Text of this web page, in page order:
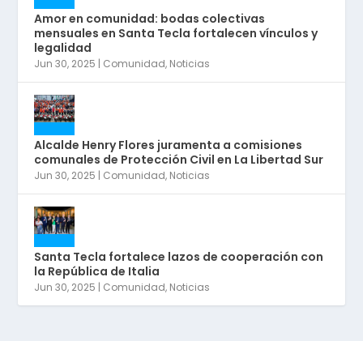
Amor en comunidad: bodas colectivas
mensuales en Santa Tecla fortalecen vínculos y
legalidad
Jun 30, 2025 | Comunidad, Noticias
Alcalde Henry Flores juramenta a comisiones
comunales de Protección Civil en La Libertad Sur
Jun 30, 2025 | Comunidad, Noticias
Santa Tecla fortalece lazos de cooperación con
la República de Italia
Jun 30, 2025 | Comunidad, Noticias